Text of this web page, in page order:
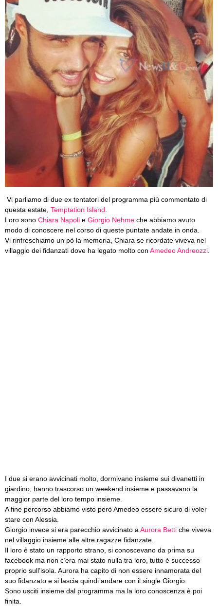
Vi parliamo di due ex tentatori del programma più commentato di
questa estate, Temptation Island
Loro sono Chiara Napoli e Giorgio Nehme che abbiamo avuto
modo di conoscere nel corso di queste puntate andate in onda.
Vi rinfreschiamo un pò la memoria, Chiara se ricordate viveva nel
villaggio dei fidanzati dove ha legato molto con Amedeo Andreozzi
I due si erano avvicinati molto, dormivano insieme sui divanetti in
giardino, hanno trascorso un weekend insieme e passavano la
maggior parte del loro tempo insieme.
A fine percorso abbiamo visto però Amedeo essere sicuro di voler
stare con Alessia.
Giorgio invece si era parecchio avvicinato a Aurora Betti che viveva
nel villaggio insieme alle altre ragazze fidanzate.
Il loro è stato un rapporto strano, si conoscevano da prima su
facebook ma non c’era mai stato nulla tra loro, tutto è successo
proprio sull’isola. Aurora ha capito di non essere innamorata del
suo fidanzato e si lascia quindi andare con il single Giorgio.
Sono usciti insieme dal programma ma la loro conoscenza è poi
finita.